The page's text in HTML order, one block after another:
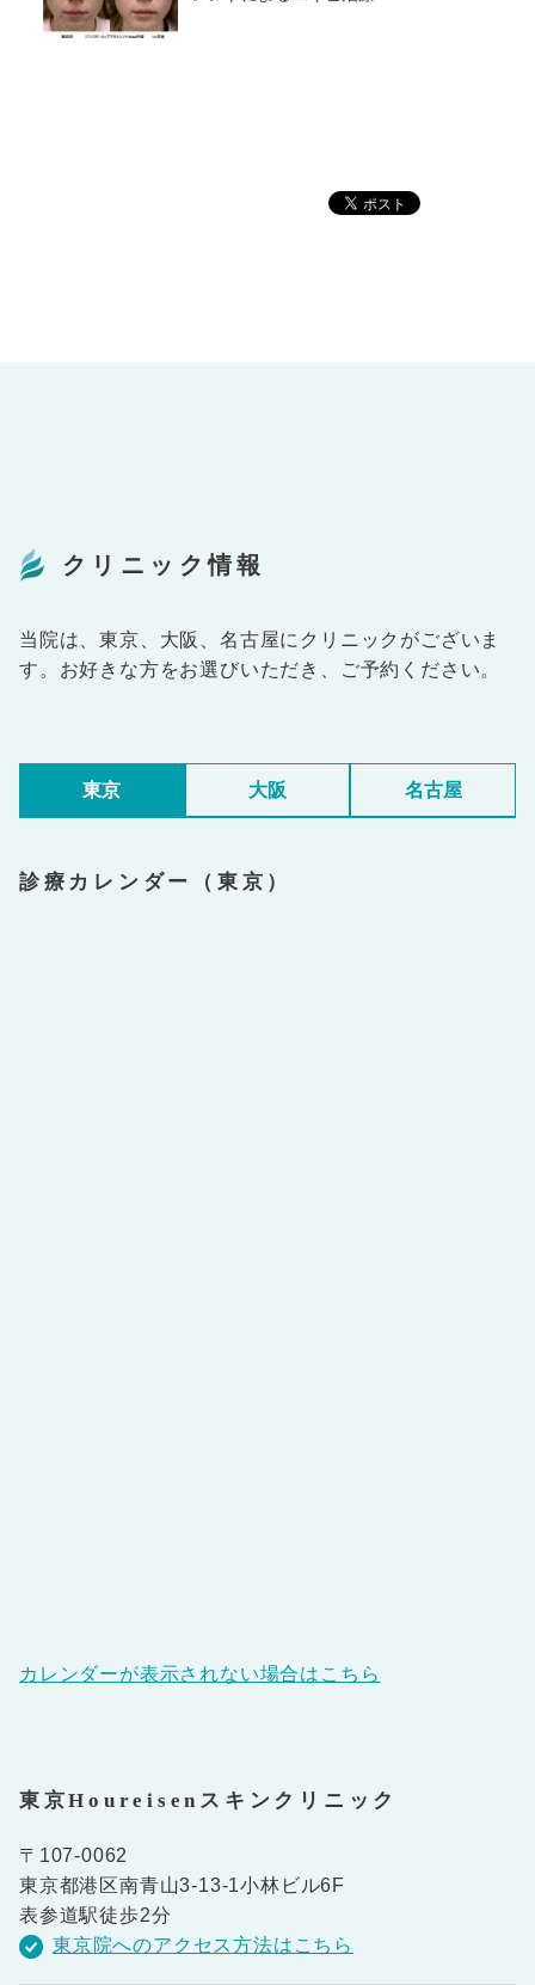
クリニック情報
当院は、東京、大阪、名古屋にクリニックがございま
す。お好きな方をお選びいただき、ご予約ください。
東京 大阪 名古屋
診療カレンダー（東京）
カレンダーが表示されない場合はこちら
東京Houreisenスキンクリニック
〒107-0062
東京都港区南青山3-13-1小林ビル6F
表参道駅徒歩2分
東京院へのアクセス方法はこちら